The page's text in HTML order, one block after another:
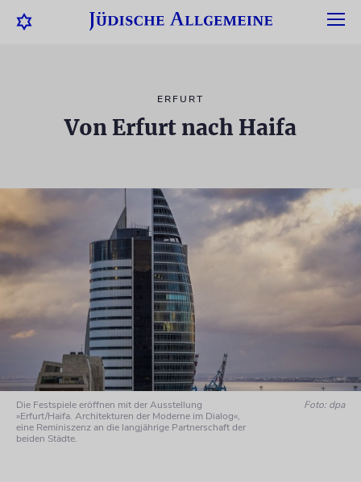
ERFURT
Von Erfurt nach Haifa
Die Festspiele eröffnen mit der Ausstellung
»Erfurt/Haifa. Architekturen der Moderne im Dialog«,
eine Reminiszenz an die langjährige Partnerschaft der
beiden Städte.
Foto: dpa